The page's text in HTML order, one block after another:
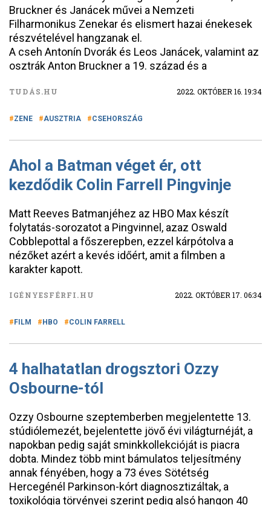
Bruckner és Janácek művei a Nemzeti
Filharmonikus Zenekar és elismert hazai énekesek
részvételével hangzanak el.
A cseh Antonín Dvorák és Leos Janácek, valamint az
osztrák Anton Bruckner a 19. század és a
TUDÁS.HU 2022. OKTÓBER 16. 19:34
ZENE AUSZTRIA CSEHORSZÁG
Ahol a Batman véget ér, ott
kezdődik Colin Farrell Pingvinje
Matt Reeves Batmanjéhez az HBO Max készít
folytatás-sorozatot a Pingvinnel, azaz Oswald
Cobblepottal a főszerepben, ezzel kárpótolva a
nézőket azért a kevés időért, amit a filmben a
karakter kapott.
IGÉNYESFÉRFI.HU 2022. OKTÓBER 17. 06:34
FILM HBO COLIN FARRELL
4 halhatatlan drogsztori Ozzy
Osbourne-tól
Ozzy Osbourne szeptemberben megjelentette 13.
stúdiólemezét, bejelentette jövő évi világturnéját, a
napokban pedig saját sminkkollekcióját is piacra
dobta. Mindez több mint bámulatos teljesítmény
annak fényében, hogy a 73 éves Sötétség
Hercegénél Parkinson-kórt diagnosztizáltak, a
toxikológia törvényei szerint pedig alsó hangon 40